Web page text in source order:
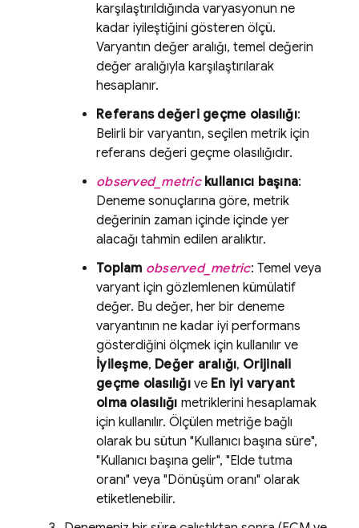
karşılaştırıldığında varyasyonun ne
kadar iyileştiğini gösteren ölçü.
Varyantın değer aralığı, temel değerin
değer aralığıyla karşılaştırılarak
hesaplanır.
Referans değeri geçme olasılığı:
Belirli bir varyantın, seçilen metrik için
referans değeri geçme olasılığıdır.
observed_metrickullanıcı başına:
Deneme sonuçlarına göre, metrik
değerinin zaman içinde içinde yer
alacağı tahmin edilen aralıktır.
Toplam observed_metric: Temel veya
varyant için gözlemlenen kümülatif
değer. Bu değer, her bir deneme
varyantının ne kadar iyi performans
gösterdiğini ölçmek için kullanılır ve
İyileşme, Değer aralığı, Orijinali
geçme olasılığıve En iyi varyant
olma olasılığı metriklerini hesaplamak
için kullanılır. Ölçülen metriğe bağlı
olarak bu sütun "Kullanıcı başına süre",
"Kullanıcı başına gelir", "Elde tutma
oranı" veya "Dönüşüm oranı" olarak
etiketlenebilir.